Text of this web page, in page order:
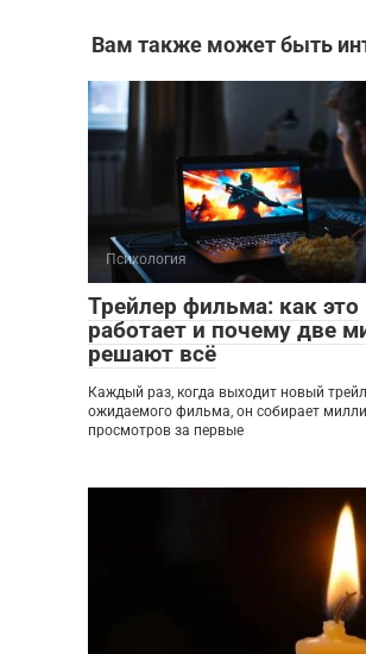
Вам также может быть
Психология
Трейлер фильма: как это
работает и почему две
решают всё
Каждый раз, когда выходит новый
ожидаемого фильма, он собирает
просмотров за первые